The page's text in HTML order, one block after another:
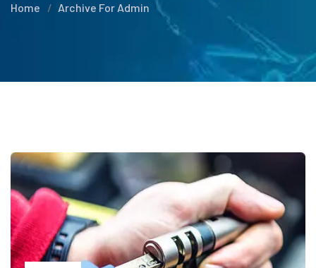
Home Archive For Admin